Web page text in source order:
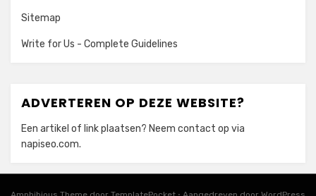
Sitemap
Write for Us - Complete Guidelines
ADVERTEREN OP DEZE WEBSITE?
Een artikel of link plaatsen? Neem contact op via
napiseo.com.